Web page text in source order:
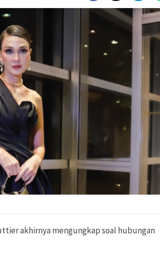
akhirnya mengungkap soal hubungan